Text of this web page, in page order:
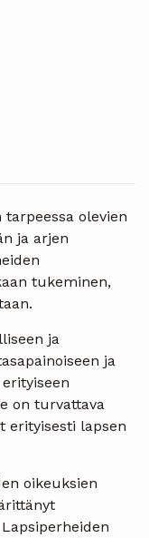
olevien
ja arjen
tukeminen,
ja
ja
on turvattava
erityisesti lapsen
oikeuksien